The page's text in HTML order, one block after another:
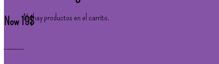
No hay productos en el carrito.
Now 19$